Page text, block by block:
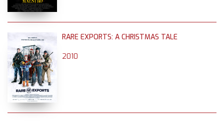
RARE EXPORTS: A CHRISTMAS TALE
2010